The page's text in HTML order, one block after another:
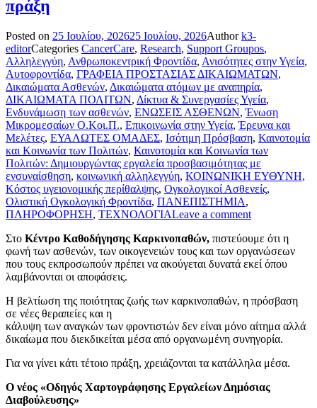
πράξη
Posted on 25 Ιουλίου, 202625 Ιουλίου, 2026Authork3-
editorCategories CancerCare, Research, Support Groupos,
Αλληλεγγύη, Ανθρωποκεντρική Φροντίδα, Ανισότητες στην Υγεία,
Αυτοφροντίδα, ΓΡΑΦΕΙΑ ΠΡΟΣΤΑΣΙΑΣ ΔΙΚΑΙΩΜΑΤΩΝ,
Δικαιώματα Ασθενών, Δικαιώματα ατόμων με αναπηρία,
ΔΙΚΑΙΩΜΑΤΑ ΠΟΛΙΤΩΝ, Δίκτυα & Συνεργασίες Υγεία,
Ενδυνάμωση των ασθενών, ΕΝΩΣΕΙΣ ΑΣΘΕΝΩΝ,Ένωση
Μικρομεσαίων Ο.Κοι.Π., Επικοινωνία στην Υγεία,Έρευνα και
Μελέτες, ΕΥΑΛΩΤΕΣ ΟΜΑΔΕΣ, Ισότιμη Πρόσβαση, Καινοτομία
και Κοινωνία των Πολιτών, Καινοτομία και Κοινωνία των
Πολιτών: Δημιουργώντας εργαλεία προσβασιμότητας με
ενσυναίσθηση, κοινωνική αλληλεγγύη, ΚΟΙΝΩΝΙΚΗ ΕΥΘΥΝΗ,
Κόστος υγειονομικής περίθαλψης, Ογκολογικοί Ασθενείς,
Ολιστική Ογκολογική Φροντίδα, ΠΑΝΕΠΙΣΤΗΜΙΑ,
ΠΛΗΡΟΦΟΡΗΣΗ, ΤΕΧΝΟΛΟΓΙΑLeave a comment
Στο Κέντρο Καθοδήγησης Καρκινοπαθών, πιστεύουμε ότι η
φωνή των ασθενών, των οικογενειών τους και των οργανώσεων
που τους εκπροσωπούν πρέπει να ακούγεται δυνατά εκεί όπου
λαμβάνονται οι αποφάσεις.
Η βελτίωση της ποιότητας ζωής των καρκινοπαθών, η πρόσβαση
σε νέες θεραπείες και η
κάλυψη των αναγκών των φροντιστών δεν είναι μόνο αίτημα αλλά
δικαίωμα που διεκδικείται μέσα από οργανωμένη συνηγορία.
Για να γίνει κάτι τέτοιο πράξη, χρειάζονται τα κατάλληλα μέσα.
Ο νέος «Οδηγός Χαρτογράφησης Εργαλείων Δημόσιας
Διαβούλευσης»